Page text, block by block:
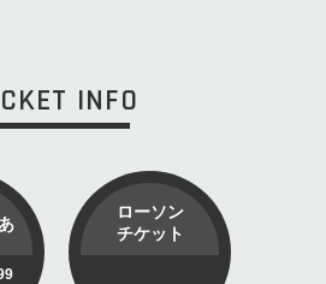
INFO
ローソン
チケット